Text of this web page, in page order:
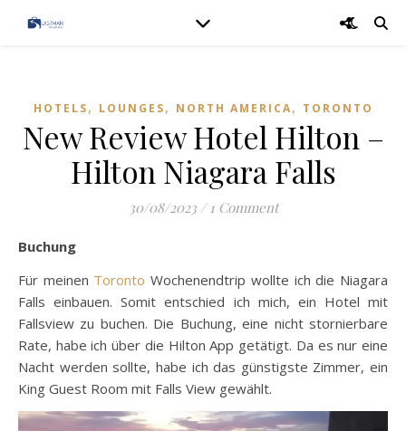
HOTELS, LOUNGES, NORTH AMERICA, TORONTO
New Review Hotel Hilton –
Hilton Niagara Falls
30/08/2023 / 1 Comment
Buchung
Für meinen Toronto Wochenendtrip wollte ich die Niagara
Falls einbauen. Somit entschied ich mich, ein Hotel mit
Fallsview zu buchen. Die Buchung, eine nicht stornierbare
Rate, habe ich über die Hilton App getätigt. Da es nur eine
Nacht werden sollte, habe ich das günstigste Zimmer, ein
King Guest Room mit Falls View gewählt.